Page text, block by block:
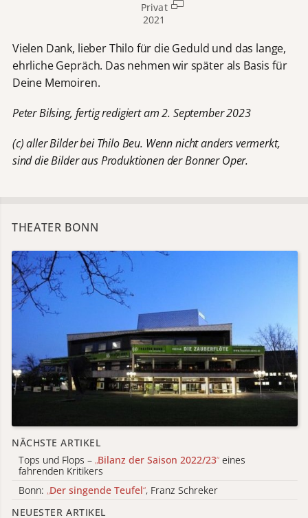
Privat
2021
Vielen Dank, lieber Thilo für die Geduld und das lange,
ehrliche Gepräch. Das nehmen wir später als Basis für
Deine Memoiren.
Peter Bilsing, fertig redigiert am 2. September 2023
(c) aller Bilder bei Thilo Beu. Wenn nicht anders vermerkt,
sind die Bilder aus Produktionen der Bonner Oper.
THEATER BONN
NÄCHSTE ARTIKEL
Tops und Flops – „Bilanz der Saison 2022/23“ eines
fahrenden Kritikers
Bonn: „Der singende Teufel“, Franz Schreker
NEUESTER ARTIKEL